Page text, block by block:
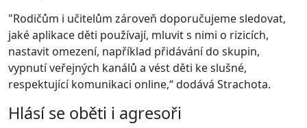
"Rodičům i učitelům zároveň doporučujeme sledovat,
jaké aplikace děti používají, mluvit s nimi o rizicích,
nastavit omezení, například přidávání do skupin,
vypnutí veřejných kanálů a vést děti ke slušné,
respektující komunikaci online,“ dodává Strachota.
Hlásí se oběti i agresoři